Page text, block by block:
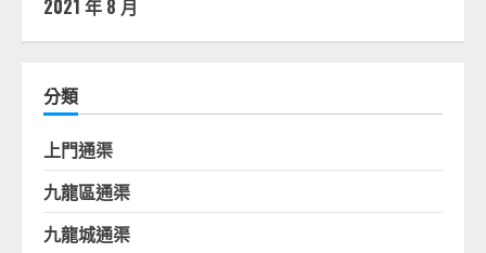
2021 年 8 月
分類
上門通渠
九龍區通渠
九龍城通渠